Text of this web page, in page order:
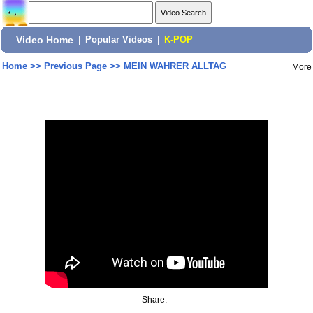
Video Home Popular Videos K-POP
Home>> Previous Page>> MEIN WAHRER ALLTAG More
Share: